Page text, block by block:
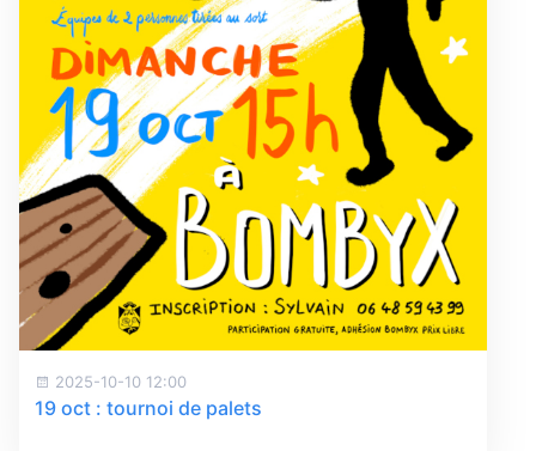
2025-10-10 12:00
19 oct : tournoi de palets